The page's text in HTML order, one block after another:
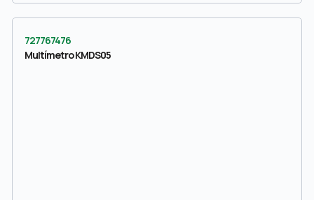
727767476
Multímetro KMDS05